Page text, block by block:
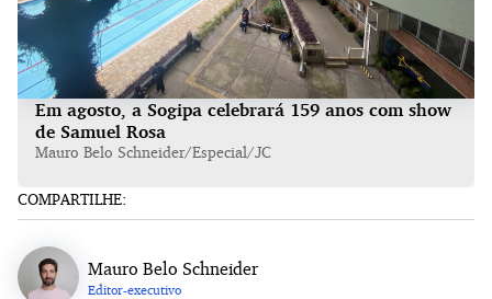
Em agosto, a Sogipa celebrará 159 anos com show
de Samuel Rosa
Mauro Belo Schneider/Especial/JC
COMPARTILHE:
Mauro Belo Schneider
Editor-executivo